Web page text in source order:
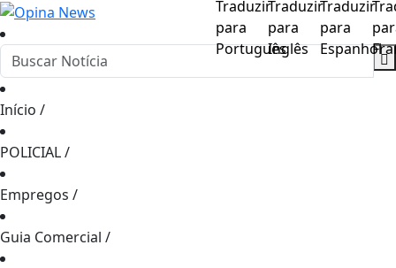
Início /
POLICIAL/
Empregos /
Guia Comercial /